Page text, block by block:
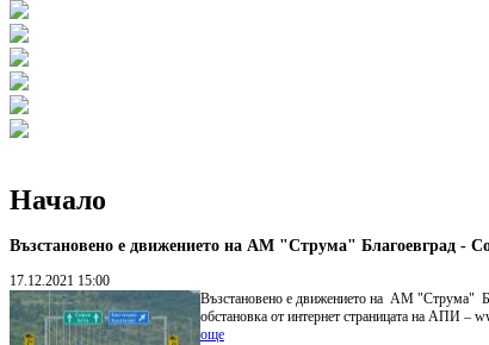
Начало
Възстановено е движението на АМ "Струма" Благоевград -
17.12.2021 15:00
Възстановено е движението на АМ "Струма"
обстановка от интернет страницата на АПИ –
още